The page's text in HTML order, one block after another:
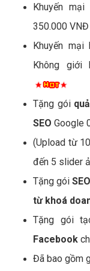
Khuyến mại
350.000 VNĐ
Khuyến mại
Không giới
Tặng gói
SEO Google
(Upload từ
đến 5 slider
Tặng gói
từ khoá
Tặng gói
Facebook
Đã bao gồm